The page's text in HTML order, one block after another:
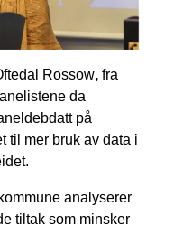
Rossow, fra
da
på
til mer bruk av data i
analyserer
tiltak som minsker